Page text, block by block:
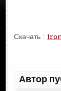
Скачать :
Автор